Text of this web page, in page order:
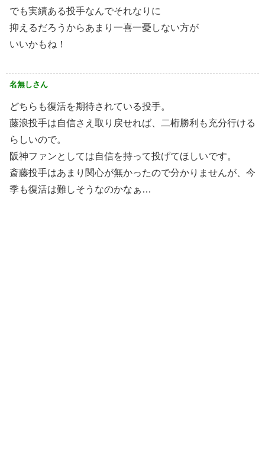
でも実績ある投手なんでそれなりに
抑えるだろうからあまり一喜一憂しない方が
いいかもね！
名無しさん
どちらも復活を期待されている投手。
藤浪投手は自信さえ取り戻せれば、二桁勝利も充分行ける
らしいので。
阪神ファンとしては自信を持って投げてほしいです。
斎藤投手はあまり関心が無かったので分かりませんが、今
季も復活は難しそうなのかなぁ…